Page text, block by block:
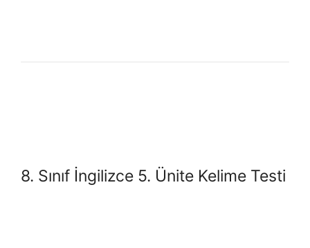
8. Sınıf İngilizce 5. Ünite Kelime Testi